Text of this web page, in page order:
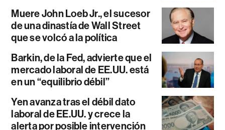
Muere John Loeb Jr., el sucesor
de una dinastía de Wall Street
que se volcó a la política
Barkin, de la Fed, advierte que el
mercado laboral de EE.UU. está
en un “equilibrio débil”
Yen avanza tras el débil dato
laboral de EE.UU. y crece la
alerta por posible intervención